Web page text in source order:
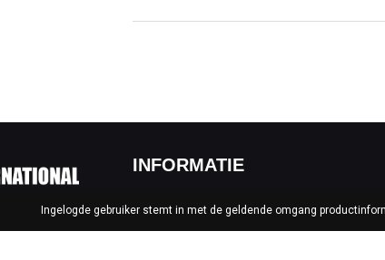
INFORMATIE
Ingelogde gebruiker stemt in met de geldende omgang